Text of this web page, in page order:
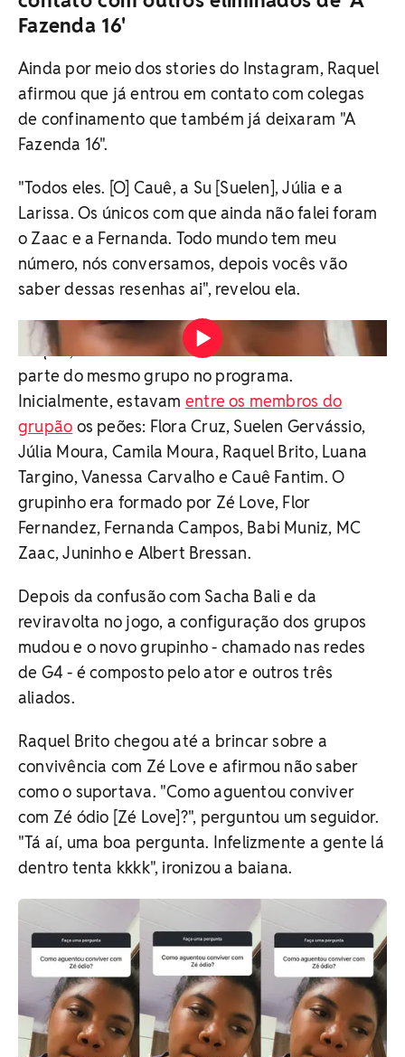
Fazenda 16'
Ainda por meio dos stories do Instagram, Raquel
afirmou que já entrou em contato com colegas
de confinamento que também já deixaram "A
Fazenda 16".
"Todos eles. [O] Cauê, a Su [Suelen], Júlia e a
Larissa. Os únicos com que ainda não falei foram
o Zaac e a Fernanda. Todo mundo tem meu
número, nós conversamos, depois vocês vão
saber dessas resenhas ai", revelou ela.
Raquel, Suelen Gervássio e Júlia Moura faziam
parte do mesmo grupo no programa.
Inicialmente, estavam entre os membros do
grupão os peões: Flora Cruz, Suelen Gervássio,
Júlia Moura, Camila Moura, Raquel Brito, Luana
Targino, Vanessa Carvalho e Cauê Fantim. O
grupinho era formado por Zé Love, Flor
Fernandez, Fernanda Campos, Babi Muniz, MC
Zaac, Juninho e Albert Bressan.
Depois da confusão com Sacha Bali e da
reviravolta no jogo, a configuração dos grupos
mudou e o novo grupinho - chamado nas redes
de G4 - é composto pelo ator e outros três
aliados.
Raquel Brito chegou até a brincar sobre a
convivência com Zé Love e afirmou não saber
como o suportava. "Como aguentou conviver
com Zé ódio [Zé Love]?", perguntou um seguidor.
"Tá aí, uma boa pergunta. Infelizmente a gente lá
dentro tenta kkkk", ironizou a baiana.